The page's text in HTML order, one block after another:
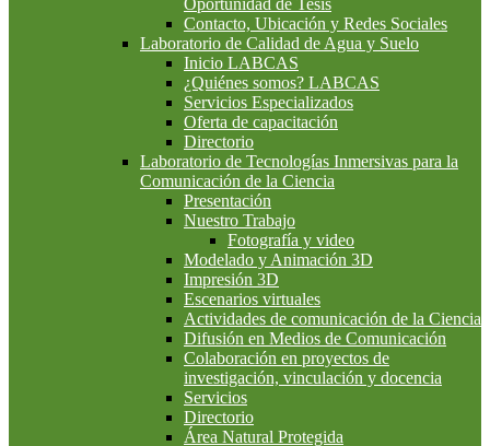
Contacto, Ubicación y Redes Sociales
Laboratorio de Calidad de Agua y Suelo
Inicio LABCAS
¿Quiénes somos? LABCAS
Servicios Especializados
Oferta de capacitación
Directorio
Laboratorio de Tecnologías Inmersivas para la
Comunicación de la Ciencia
Presentación
Nuestro Trabajo
Fotografía y video
Modelado y Animación 3D
Impresión 3D
Escenarios virtuales
Actividades de comunicación de la Ciencia
Difusión en Medios de Comunicación
Colaboración en proyectos de
investigación, vinculación y docencia
Servicios
Directorio
Área Natural Protegida